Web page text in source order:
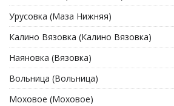
Урусовка (Маза Нижняя)
Калино Вязовка (Калино Вязовка)
Наяновка (Вязовка)
Вольница (Вольница)
Моховое (Моховое)